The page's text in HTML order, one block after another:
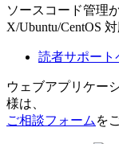
ソースコード管理
X/Ubuntu/CentOS 対
読者サポート
ウェブアプリケー
様は、
ご相談フォーム を